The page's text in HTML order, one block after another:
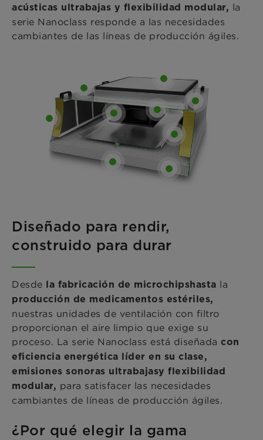
acústicas ultrabajas y flexibilidad modular, la
serie Nanoclass responde a las necesidades
cambiantes de las líneas de producción ágiles.
Diseñado para rendir,
construido para durar
Desde la fabricación de microchipshasta la
producción de medicamentos estériles,
nuestras unidades de ventilación con filtro
proporcionan el aire limpio que exige su
proceso. La serie Nanoclass está diseñada con
eficiencia energética líder en su clase,
emisiones sonoras ultrabajasy flexibilidad
modular, para satisfacer las necesidades
cambiantes de líneas de producción ágiles.
¿Por qué elegir la gama